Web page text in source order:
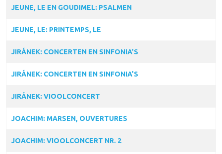
JEUNE, LE EN GOUDIMEL: PSALMEN
JEUNE, LE: PRINTEMPS, LE
JIRÁNEK: CONCERTEN EN SINFONIA'S
JIRÁNEK: CONCERTEN EN SINFONIA'S
JIRÁNEK: VIOOLCONCERT
JOACHIM: MARSEN, OUVERTURES
JOACHIM: VIOOLCONCERT NR. 2